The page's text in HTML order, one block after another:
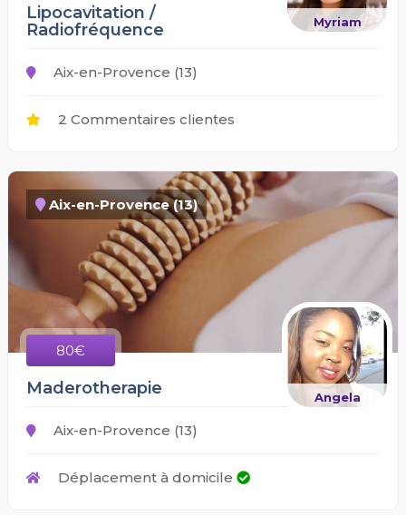
Myriam
Lipocavitation /
Radiofréquence
Aix-en-Provence (13)
2 Commentaires clientes
Aix-en-Provence (13)
80€
Angela
Maderotherapie
Aix-en-Provence (13)
Déplacement à domicile